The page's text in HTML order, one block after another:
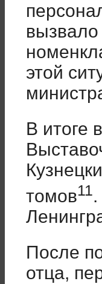
вызвало
этой
В итоге
томов11
После
отца,